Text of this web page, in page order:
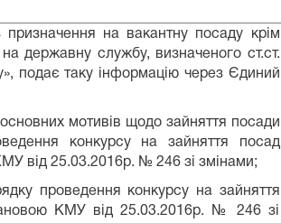
на вакантну посаду крім
державну службу, визначеного ст.ст.
подає таку інформацію через Єдиний
мотивів щодо зайняття посади
конкурсу на зайняття посад
від 25.03.2016р. № 246 зі змінами;
проведення конкурсу на зайняття
КМУ від 25.03.2016р. № 246 зі